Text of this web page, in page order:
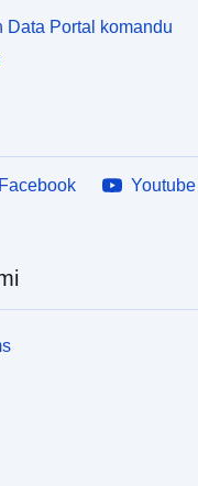
Data Portal komandu
Facebook
Youtube